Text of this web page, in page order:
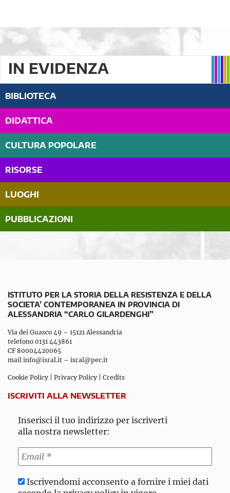
IN EVIDENZA
BIBLIOTECA
DIDATTICA
CULTURA POPOLARE
RISORSE
LUOGHI
PUBBLICAZIONI
ISTITUTO PER LA STORIA DELLA RESISTENZA E DELLA
SOCIETA’ CONTEMPORANEA IN PROVINCIA DI
ALESSANDRIA “CARLO GILARDENGHI”
Via dei Guasco 49 – 15121 Alessandria
telefono 0131 443861
CF 80004420065
mail info@isral.it – isral@pec.it
Cookie Policy Privacy Policy Credits
ISCRIVITI ALLA NEWSLETTER
Inserisci il tuo indirizzo per iscriverti
alla nostra newsletter:
Iscrivendomi acconsento a fornire i miei dati